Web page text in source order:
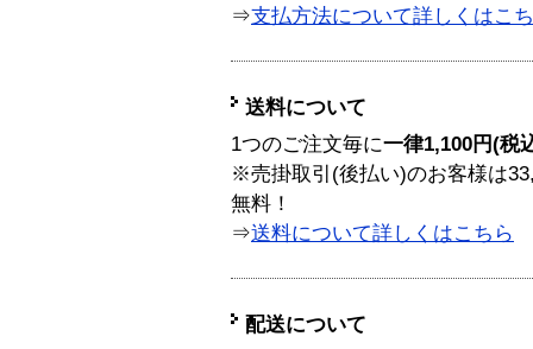
⇒支払方法について詳しくはこ
送料について
1つのご注文毎に一律1,100円(税
※売掛取引(後払い)のお客様は
無料！
⇒送料について詳しくはこちら
配送について